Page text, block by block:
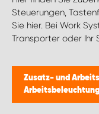
Steuerungen,
Sie hier. Bei Work
Transporter oder Ihr
Zusatz- und
Arbeitsbeleuchtung
WORK SYSTEM BRÜSSEL
WORK SYSTEM LIMBURG-
WORK SYSTEM WORK